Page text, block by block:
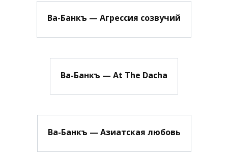
Ва-Банкъ — Агрессия созвучий
Ва-Банкъ — At The Dacha
Ва-Банкъ — Азиатская любовь